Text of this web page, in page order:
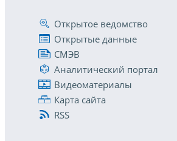
Открытое ведомство
Открытые данные
СМЭВ
Аналитический портал
Видеоматериалы
Карта сайта
RSS